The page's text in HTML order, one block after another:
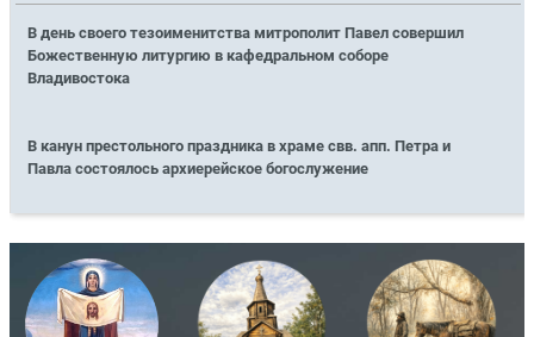
В день своего тезоименитства митрополит Павел совершил
Божественную литургию в кафедральном соборе
Владивостока
В канун престольного праздника в храме свв. апп. Петра и
Павла состоялось архиерейское богослужение